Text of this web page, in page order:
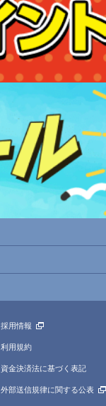
採用情報
利用規約
資金決済法に基づく表記
外部送信規律に関する公表